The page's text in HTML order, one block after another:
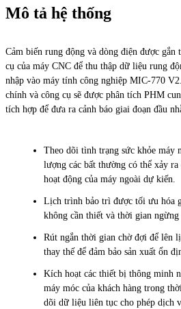
Mô tả hệ thống
Cảm biến rung động và dòng điện được
cụ của máy CNC để thu thập dữ liệu rung
nhập vào máy tính công nghiệp MIC-770
chính và công cụ sẽ được phân tích PHM
tích hợp để đưa ra cảnh báo giai đoạn đầu
Theo dõi tình trạng sức khỏe máy
lượng các bất thường có thể xảy
hoạt động của máy ngoài dự kiến.
Lịch trình bảo trì được tối ưu hóa
không cần thiết và thời gian ngừng
Rút ngắn thời gian chờ đợi để lên
thay thế để đảm bảo sản xuất ổn
Kích hoạt các thiết bị thông minh
máy móc của khách hàng trong
dõi dữ liệu liên tục cho phép dịch